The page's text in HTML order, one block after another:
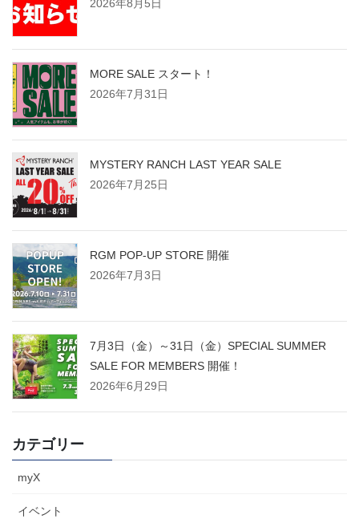
2026年8月5日
MORE SALE スタート！
2026年7月31日
MYSTERY RANCH LAST YEAR SALE
2026年7月25日
RGM POP-UP STORE 開催
2026年7月3日
7月3日（金）～31日（金）SPECIAL SUMMER
SALE FOR MEMBERS 開催！
2026年6月29日
カテゴリー
myX
イベント